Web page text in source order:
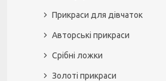
Прикраси для дівчаток
Авторські прикраси
Срібні ложки
Золоті прикраси